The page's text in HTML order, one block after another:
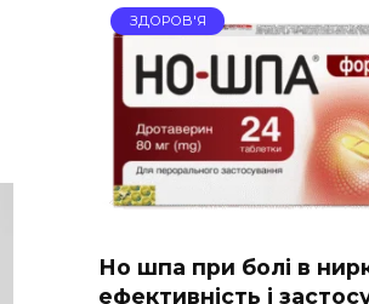
ЗДОРОВ'Я
Но шпа при болі в
ефективність і